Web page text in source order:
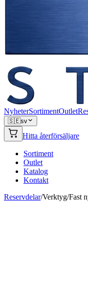
NyheterSortimentOutlet
🇸🇪sv
Hitta återförsäljare
Sortiment
Outlet
Katalog
Kontakt
Reservdelar/Verktyg/Fast